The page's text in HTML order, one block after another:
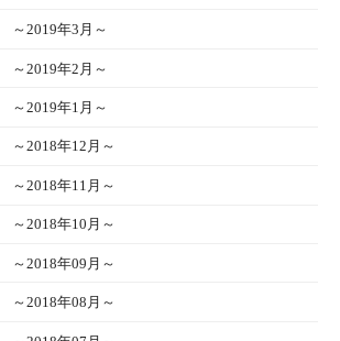
～2019年3月～
～2019年2月～
～2019年1月～
2018年12月～
2018年11月～
2018年10月～
2018年09月～
2018年08月～